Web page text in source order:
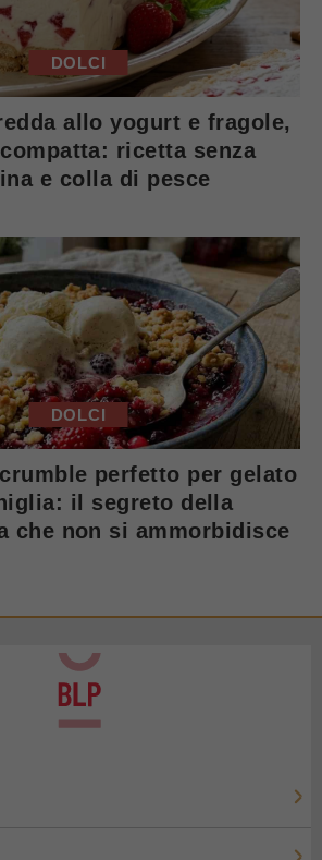
DOLCI
allo yogurt e fragole,
ricetta senza
e colla di pesce
DOLCI
perfetto per gelato
il segreto della
che non si ammorbidisce